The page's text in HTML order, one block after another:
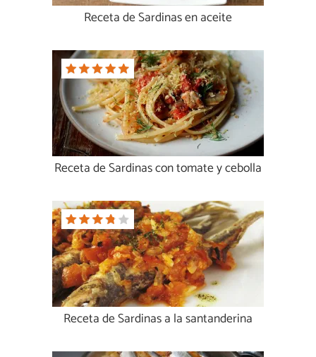
Receta de Sardinas en aceite
Receta de Sardinas con tomate y cebolla
Receta de Sardinas a la santanderina